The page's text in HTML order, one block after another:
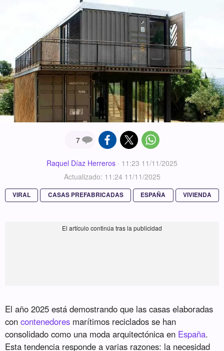
7
Raquel Díaz Herreros · 11:23 11/11/2025
Actualizado: 11:24 11/11/2025
VIRAL CASAS PREFABRICADAS ESPAÑA VIVIENDA
El año 2025 está demostrando que las casas elaboradas
concontenedores marítimos reciclados se han
consolidado como una moda arquitectónica en España.
Esta tendencia responde a varias razones: la necesidad